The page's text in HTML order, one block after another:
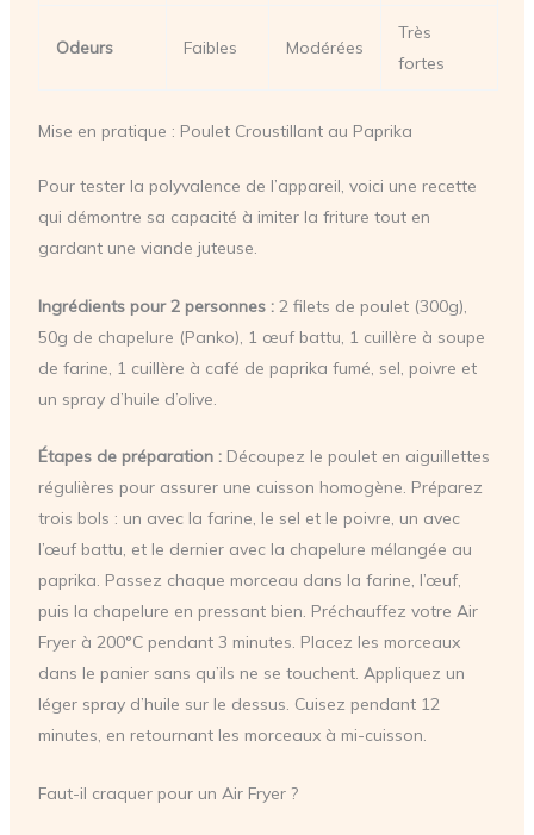
Odeurs Faibles Modérées
Très
fortes
Mise en pratique : Poulet Croustillant au Paprika
Pour tester la polyvalence de l’appareil, voici une recette
qui démontre sa capacité à imiter la friture tout en
gardant une viande juteuse.
Ingrédients pour 2 personnes :2 filets de poulet (300g),
50g de chapelure (Panko), 1 œuf battu, 1 cuillère à soupe
de farine, 1 cuillère à café de paprika fumé, sel, poivre et
un spray d’huile d’olive.
Étapes de préparation :Découpez le poulet en aiguillettes
régulières pour assurer une cuisson homogène. Préparez
trois bols : un avec la farine, le sel et le poivre, un avec
l’œuf battu, et le dernier avec la chapelure mélangée au
paprika. Passez chaque morceau dans la farine, l’œuf,
puis la chapelure en pressant bien. Préchauffez votre Air
Fryer à 200°C pendant 3 minutes. Placez les morceaux
dans le panier sans qu’ils ne se touchent. Appliquez un
léger spray d’huile sur le dessus. Cuisez pendant 12
minutes, en retournant les morceaux à mi-cuisson.
Faut-il craquer pour un Air Fryer ?